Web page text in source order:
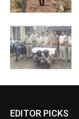
EDITOR PICKS